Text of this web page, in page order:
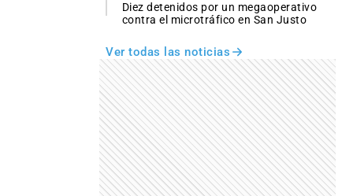
Diez detenidos por un megaoperativo
contra el microtráfico en San Justo
Ver todas las noticias